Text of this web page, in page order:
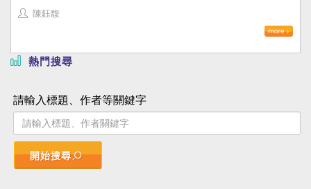
陳鈺馥
熱門搜尋
請輸入標題、作者等關鍵字
開始搜尋